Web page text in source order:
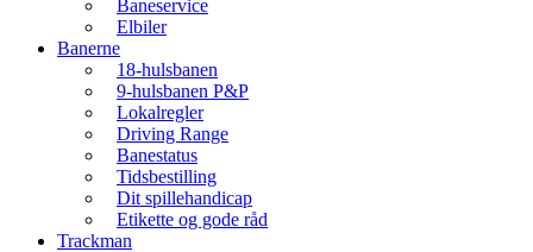
Baneservice
Elbiler
Banerne
18-hulsbanen
9-hulsbanen P&P
Lokalregler
Driving Range
Banestatus
Tidsbestilling
Dit spillehandicap
Etikette og gode råd
Trackman